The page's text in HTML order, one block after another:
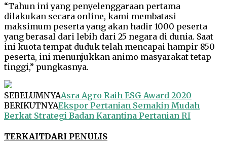
“Tahun ini yang penyelenggaraan pertama
dilakukan secara online, kami membatasi
maksimum peserta yang akan hadir 1000 peserta
yang berasal dari lebih dari 25 negara di dunia. Saat
ini kuota tempat duduk telah mencapai hampir 850
peserta, ini menunjukkan animo masyarakat tetap
tinggi,” pungkasnya.
SEBELUMNYAAsra Agro Raih ESG Award 2020
BERIKUTNYAEkspor Pertanian Semakin Mudah
Berkat Strategi Badan Karantina Pertanian RI
TERKAITDARI PENULIS